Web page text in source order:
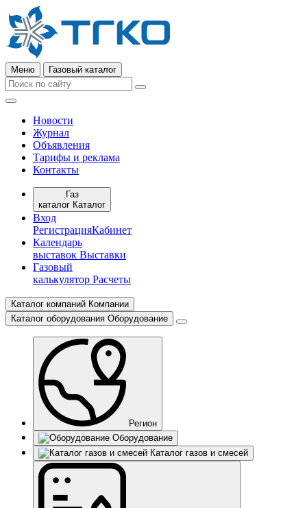
Меню Газовый каталог
Новости
Журнал
Объявления
Тарифы и реклама
Контакты
Газ
каталог Каталог
Вход
РегистрацияКабинет
Календарь
выставок Выставки
Газовый
калькулятор Расчеты
Каталог компаний Компании
Каталог оборудования Оборудование
Регион
Оборудование
Каталог газов и смесей